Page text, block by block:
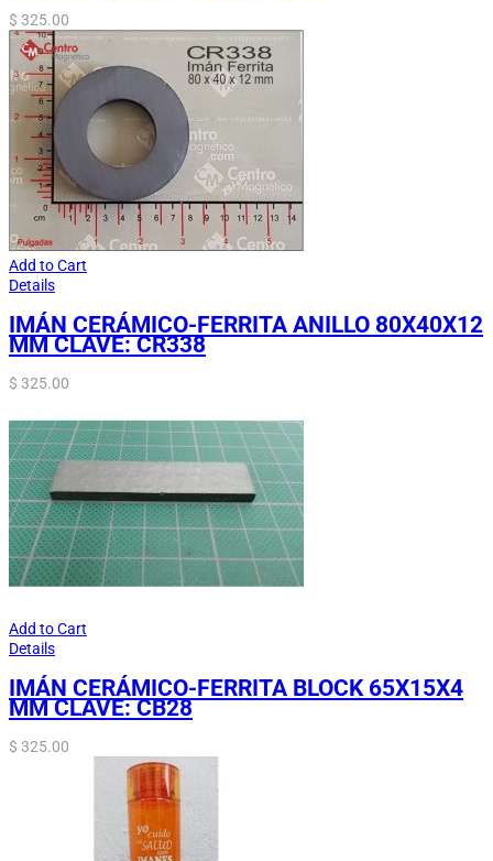
$ 325.00
Add to Cart
Details
IMÁN CERÁMICO-FERRITA ANILLO 80X40X12
MM CLAVE: CR338
$ 325.00
Add to Cart
Details
IMÁN CERÁMICO-FERRITA BLOCK 65X15X4
MM CLAVE: CB28
$ 325.00